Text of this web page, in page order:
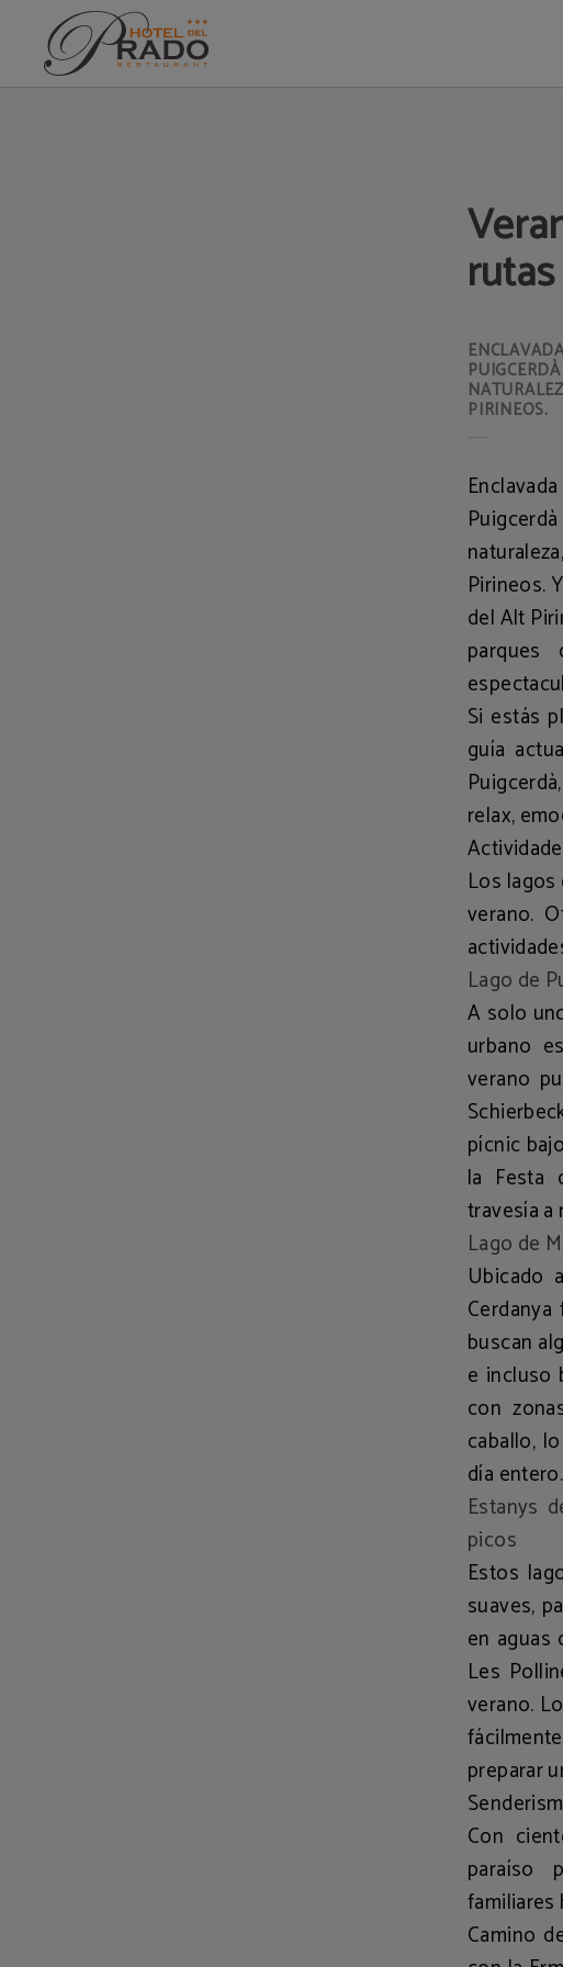
Verano En Puigcerdà: Lagos, Rutas Y Experiencias Al Aire Libre del Hotel del Prado en
PIRINEOS.
Pirineos.
delAlt
parques
Si estás
guía
relax,
Los
verano.
Lago de
A solo
urbano
verano
pícnic
la Festa
travesía a
Lago de
Ubicado
buscan
e incluso
con
caballo,
día entero.
Estanys
picos
Estos
suaves,
en aguas
Les
verano.
preparar
Con
paraíso
familiares
Camino